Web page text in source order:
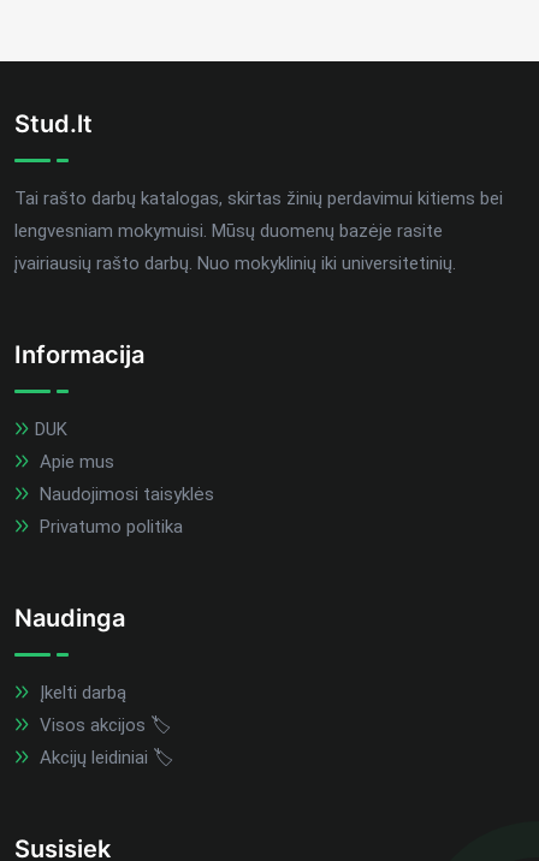
Stud.lt
Tai rašto darbų katalogas, skirtas žinių perdavimui kitiems bei
lengvesniam mokymuisi. Mūsų duomenų bazėje rasite
įvairiausių rašto darbų. Nuo mokyklinių iki universitetinių.
Informacija
DUK
Apie mus
Naudojimosi taisyklės
Privatumo politika
Naudinga
Įkelti darbą
Visos akcijos 🏷️
Akcijų leidiniai 🏷️
Susisiek